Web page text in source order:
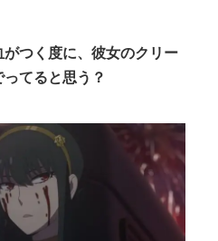
つく度に、彼女のクリー
てると思う？